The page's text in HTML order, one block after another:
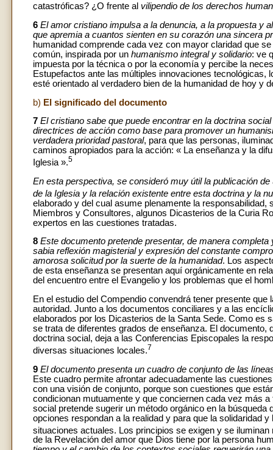
catastróficas? ¿O frente al vilipendio de los derechos
6 El amor cristiano impulsa a la denuncia, a la propuesta y
que apremia a cuantos sienten en su corazón una sincera
humanidad comprende cada vez con mayor claridad que
común, inspirada por un humanismo integral y solidario: ve
impuesta por la técnica o por la economía y percibe la
Estupefactos ante las múltiples innovaciones
esté orientado al verdadero bien de la humanidad de hoy y
b) El significado del documento
7 El cristiano sabe que puede encontrar en la doctrina
directrices de acción como base para promover un
verdadera prioridad pastoral, para que las personas,
caminos apropiados para la acción: « La enseñanza y la
Iglesia ».5
En esta perspectiva, se consideró muy útil la publicación
de la Iglesia y la relación existente entre esta doctrina y la
elaborado y del cual asume plenamente la
Miembros y Consultores, algunos Dicasterios de la Curia
expertos en las cuestiones tratadas.
8 Este documento pretende presentar, de manera
sabia reflexión magisterial y expresión del constante
amorosa solicitud por la suerte de la humanidad. Los
de esta enseñanza se presentan aquí orgánicamente en
del encuentro entre el Evangelio y los problemas que el
En el estudio del Compendio convendrá tener presente
autoridad. Junto a los documentos conciliares y a las
elaborados por los Dicasterios de la Santa Sede. Como es
se trata de diferentes grados de enseñanza. El
doctrina social, deja a las Conferencias Episcopales la
diversas situaciones locales.7
9 El documento presenta un cuadro de conjunto de las
Este cuadro permite afrontar adecuadamente las
con una visión de conjunto, porque son cuestiones que
condicionan mutuamente y que conciernen cada vez más
social pretende sugerir un método orgánico en la
opciones respondan a la realidad y para que la solidaridad
situaciones actuales. Los principios se exigen y se
de la Revelación del amor que Dios tiene por la persona